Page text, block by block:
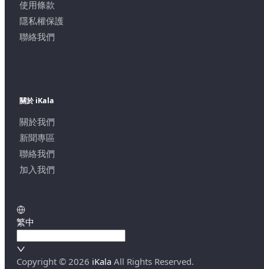
使用條款
隱私權保護
聯絡我們
關於 iKala
關於我們
新聞專區
聯絡我們
加入我們
繁中
Copyright © 2026 iKala All Rights Reserved.